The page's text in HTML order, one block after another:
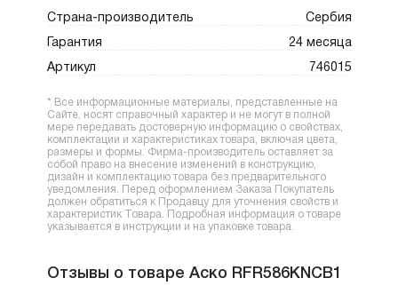
Страна-производитель Сербия
Гарантия 24 месяца
Артикул 746015
* Все информационные материалы, представленные на
Сайте, носят справочный характер и не могут в полной
мере передавать достоверную информацию о свойствах,
комплектации и характеристиках товара, включая цвета,
размеры и формы. Фирма-производитель оставляет за
собой право на внесение изменений в конструкцию,
дизайн и комплектацию товара без предварительного
уведомления. Перед оформлением Заказа Покупатель
должен обратиться к Продавцу для уточнения свойств и
характеристик Товара. Подробная информация о товаре
указывается в инструкции и на упаковке товара.
Отзывы о товаре Аско RFR586KNCB1